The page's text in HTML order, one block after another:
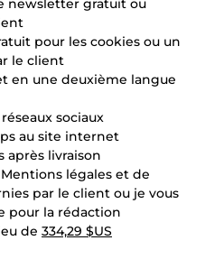
newsletter gratuit ou
pour les cookies ou un
le client
en une deuxième langue
sociaux
au site internet
après livraison
légales et de
par le client ou je vous
pour la rédaction
de 334,29 $US